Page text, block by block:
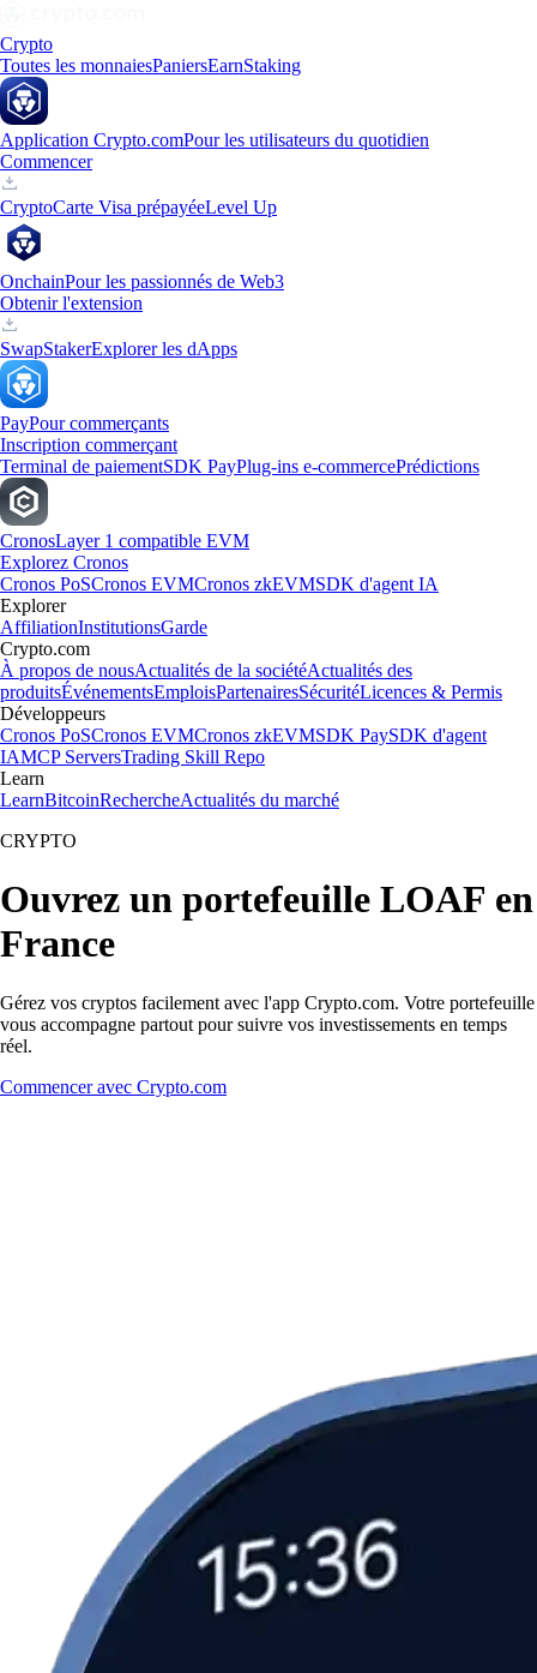
Crypto
Toutes les monnaiesPaniersEarnStaking
Application Crypto.comPour les utilisateurs du quotidien
Commencer
CryptoCarte Visa prépayéeLevel Up
OnchainPour les passionnés de Web3
Obtenir l'extension
SwapStakerExplorer les dApps
PayPour commerçants
Inscription commerçant
Terminal de paiementSDK PayPlug-ins e-commercePrédictions
CronosLayer 1 compatible EVM
Explorez Cronos
Cronos PoSCronos EVMCronos zkEVMSDK d'agent IA
Explorer
AffiliationInstitutionsGarde
Crypto.com
À propos de nousActualités de la sociétéActualités des
produitsÉvénementsEmploisPartenairesSécuritéLicences & Permis
Développeurs
Cronos PoSCronos EVMCronos zkEVMSDK PaySDK d'agent
IAMCP ServersTrading Skill Repo
Learn
LearnBitcoinRechercheActualités du marché
CRYPTO
Ouvrez un portefeuille LOAF en
France
Gérez vos cryptos facilement avec l'app Crypto.com. Votre portefeuille
vous accompagne partout pour suivre vos investissements en temps
réel.
Commencer avec Crypto.com